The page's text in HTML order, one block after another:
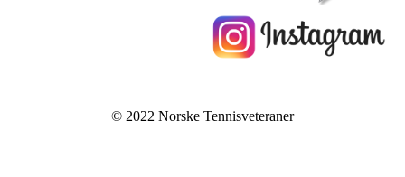
© 2022 Norske Tennisveteraner